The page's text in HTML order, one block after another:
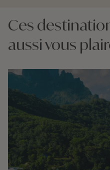
Ces
aussi vous